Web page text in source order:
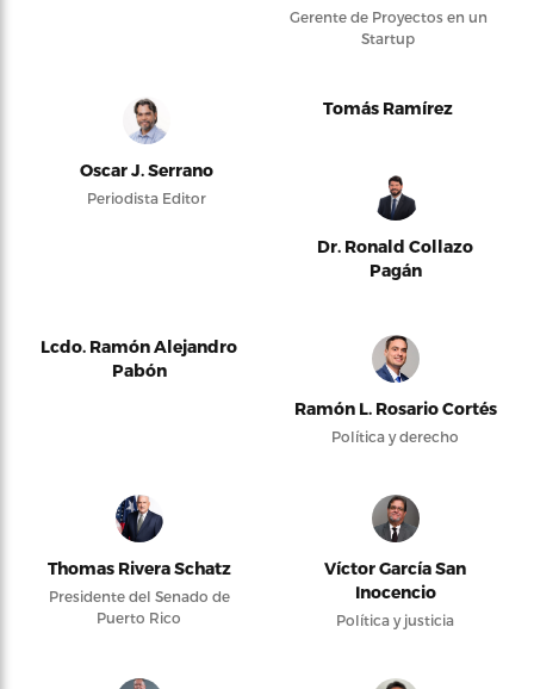
Gerente de Proyectos en un
Startup
Oscar J. Serrano
Periodista Editor
Tomás Ramírez
Dr. Ronald Collazo
Pagán
Lcdo. Ramón Alejandro
Pabón
Ramón L. Rosario Cortés
Política y derecho
Thomas Rivera Schatz
Presidente del Senado de
Puerto Rico
Víctor García San
Inocencio
Política y justicia